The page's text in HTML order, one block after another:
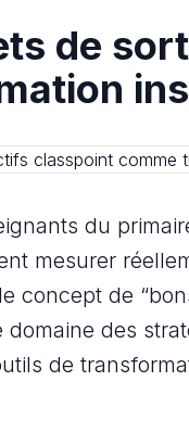
de
du
mesurer
concept de
domaine des
de